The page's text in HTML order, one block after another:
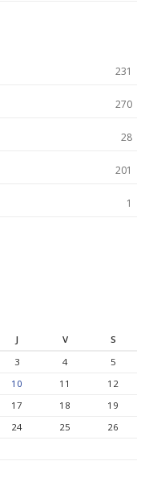
231
270
28
201
1
J V
S
3 4
5
10 11
12
17 18
19
24 25
26